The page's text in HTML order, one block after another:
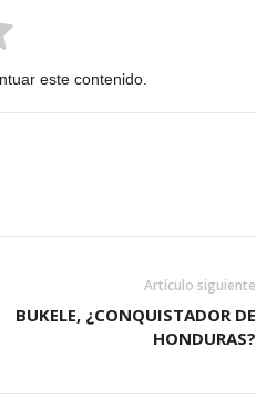
este contenido.
Artículo siguiente
BUKELE, ¿CONQUISTADOR DE
HONDURAS?